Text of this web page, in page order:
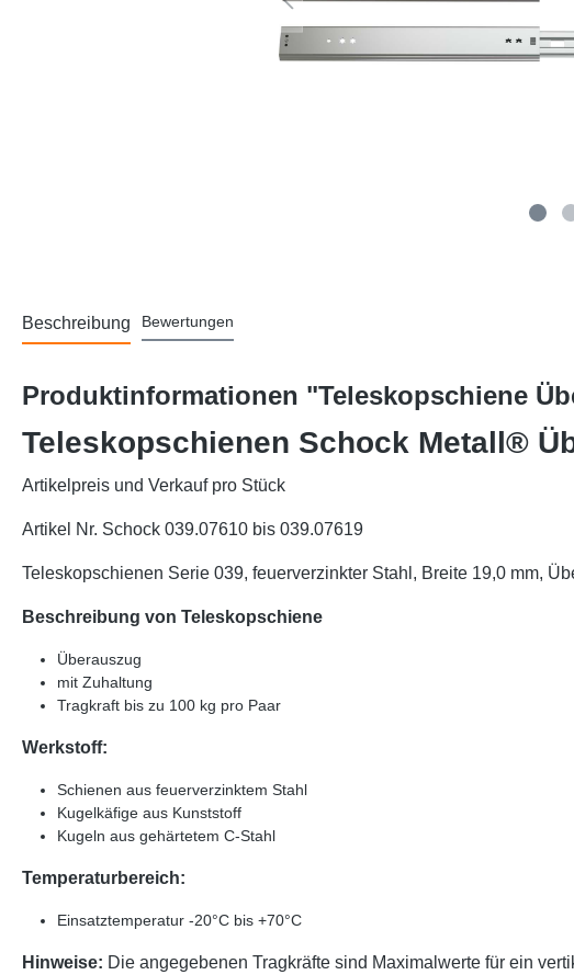
Beschreibung Bewertungen
Produktinformationen "Teleskopschiene
Teleskopschienen Schock Metall®
Artikelpreis und Verkauf pro Stück
Artikel Nr. Schock 039.07610 bis 039.07619
Teleskopschienen Serie 039, feuerverzinkter Stahl, Breite 19,0 mm,
Beschreibung von Teleskopschiene
Überauszug
mit Zuhaltung
Tragkraft bis zu 100 kg pro Paar
Werkstoff:
Schienen aus feuerverzinktem Stahl
Kugelkäfige aus Kunststoff
Kugeln aus gehärtetem C-Stahl
Temperaturbereich:
Einsatztemperatur -20°C bis +70°C
Hinweise: Die angegebenen Tragkräfte sind Maximalwerte für ein